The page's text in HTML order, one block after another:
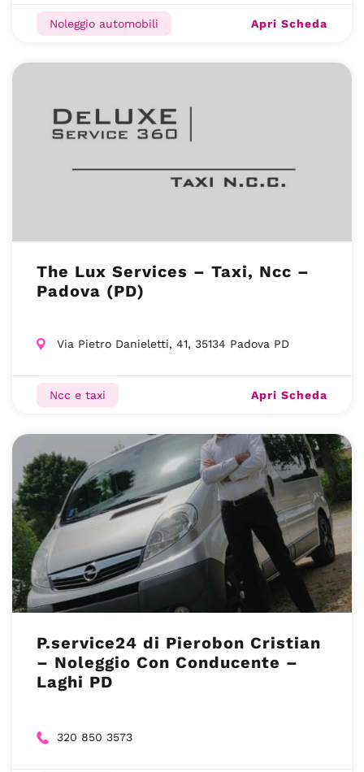
Noleggio automobili Apri Scheda
The Lux Services – Taxi, Ncc –
Padova (PD)
Via Pietro Danieletti, 41, 35134 Padova PD
Ncc e taxi Apri Scheda
P.service24 di Pierobon Cristian
– Noleggio Con Conducente –
Laghi PD
320 850 3573